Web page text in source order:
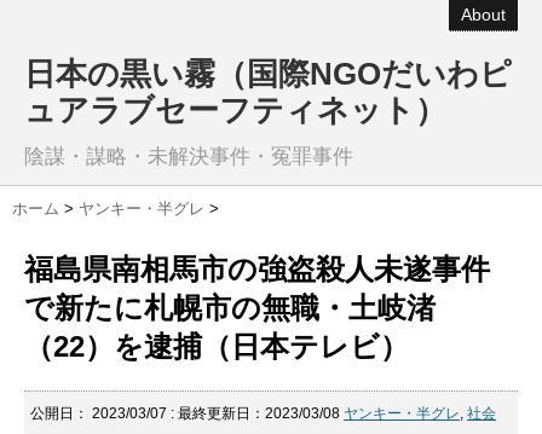
About
日本の黒い霧（国際NGOだいわピ
ュアラブセーフティネット）
陰謀・謀略・未解決事件・冤罪事件
ホーム > ヤンキー・半グレ >
福島県南相馬市の強盗殺人未遂事件
で新たに札幌市の無職・土岐渚
（22）を逮捕（日本テレビ）
公開日： 2023/03/07 : 最終更新日：2023/03/08 ヤンキー・半グレ, 社会